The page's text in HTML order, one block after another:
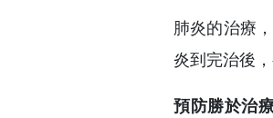
肺炎的治療
炎到完治後
預防勝於治